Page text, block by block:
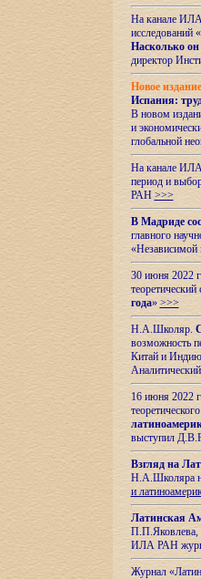
На канале ИЛА
исследований «
Насколько он
директор
Новое
Испания:
В новом
и
глобальной
На канале
период и
РАН >>>
В Мадриде
главного
«Независимой
30 июня 2022
года» >>>
Н.А.Школяр.
возможность
Китай и
16 июня 2022
выступил
Взгляд на
Н.А.Школяра
и
Латинская
П.П.Яковлева,
ИЛА РАН
Журнал